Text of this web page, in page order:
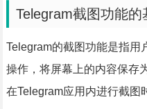
Telegram截图功能的
Telegram的截图功能是指用
操作，将屏幕上的内容保存
在Telegram应用内进行截图